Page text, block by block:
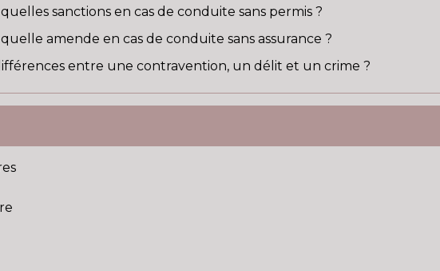
sanctions en cas de conduite sans permis ?
amende en cas de conduite sans assurance ?
entre une contravention, un délit et un crime ?